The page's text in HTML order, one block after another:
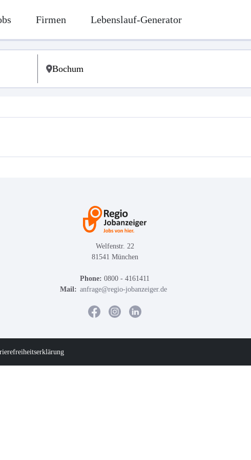
Firmen Lebenslauf-Generator
Welfenstr. 22
81541 München
Phone: 0800 - 4161411
Mail: anfrage@regio-jobanzeiger.de